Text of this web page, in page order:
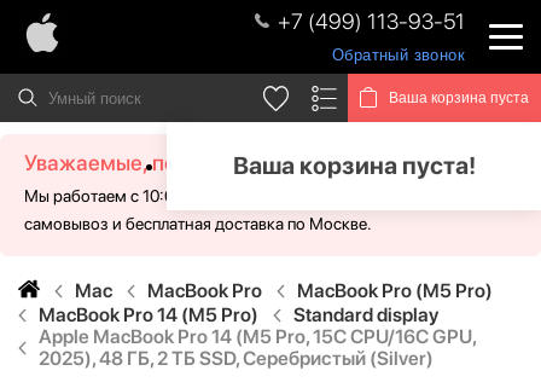
+7 (499) 113-93-51
Обратный звонок
Ваша корзина пуста
Ваша корзина пуста!
Уважаемые, посетители!
Мы работаем с 10:00 - 21:00 без выходных. Для Вас доступен
самовывоз и бесплатная доставка по Москве.
Mac MacBook Pro
MacBook Pro (M5 Pro)
MacBook Pro 14 (M5 Pro)
Standard display
Apple MacBook Pro 14 (M5 Pro, 15C CPU/16C GPU,
2025), 48 ГБ, 2 ТБ SSD, Серебристый (Silver)